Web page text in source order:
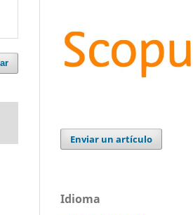
Enviar un artículo
Idioma